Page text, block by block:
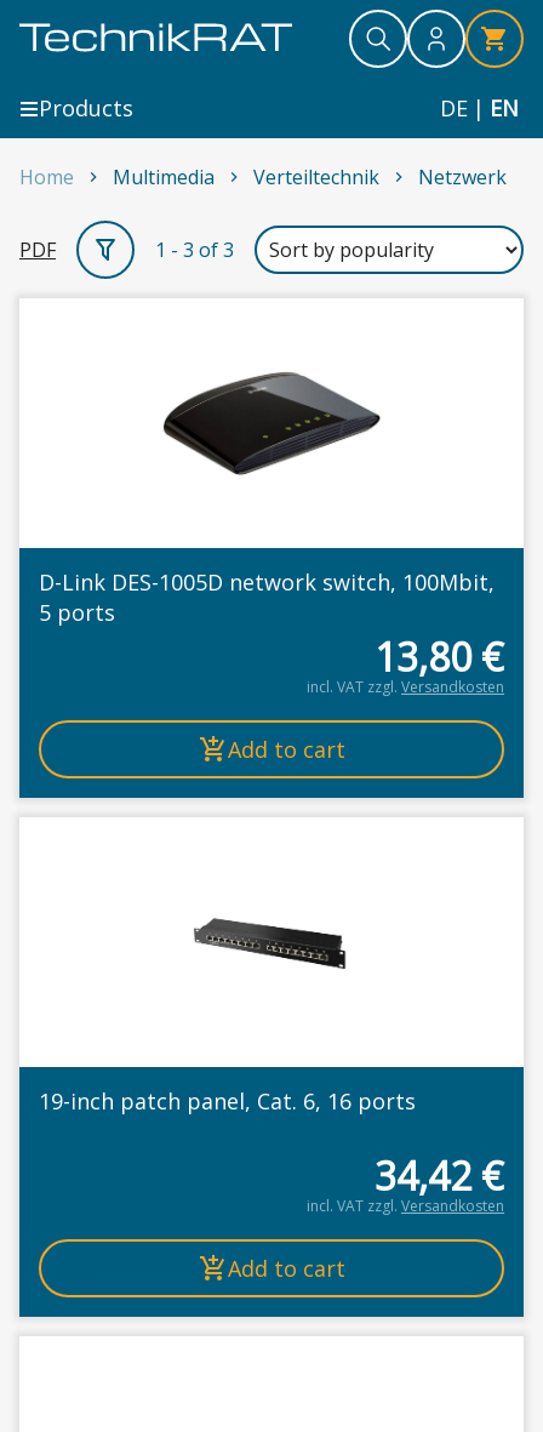
Search
Search
Search
DE | EN
Products
Home Multimedia Verteiltechnik Netzwerk
Netzwerk
PDF 1 - 3 of 3
D-Link DES-1005D network switch, 100Mbit,
5 ports
13,80€
incl. VAT zzgl. Versandkosten
Add to cart
19-inch patch panel, Cat. 6, 16 ports
34,42€
incl. VAT zzgl. Versandkosten
Add to cart